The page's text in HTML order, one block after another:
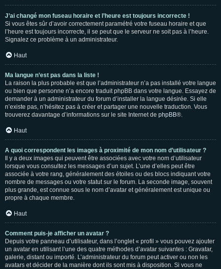
J’ai changé mon fuseau horaire et l’heure est toujours incorrecte !
Si vous êtes sûr d’avoir correctement paramétré votre fuseau horaire et que
l’heure est toujours incorrecte, il se peut que le serveur ne soit pas à l’heure.
Signalez ce problème à un administrateur.
Haut
Ma langue n’est pas dans la liste !
La raison la plus probable est que l’administrateur n’a pas installé votre langue
ou bien que personne n’a encore traduit phpBB dans votre langue. Essayez de
demander à un administrateur du forum d’installer la langue désirée. Si elle
n’existe pas, n’hésitez pas à créer et partager une nouvelle traduction. Vous
trouverez davantage d’informations sur le site Internet de phpBB®.
Haut
A quoi correspondent les images à proximité de mon nom d’utilisateur ?
Il y a deux images qui peuvent être associées avec votre nom d’utilisateur
lorsque vous consultez les messages d’un sujet. L’une d’elles peut être
associée à votre rang, généralement des étoiles ou des blocs indiquant votre
nombre de messages ou votre statut sur le forum. La seconde image, souvent
plus grande, est connue sous le nom d’avatar et généralement est unique ou
propre à chaque membre.
Haut
Comment puis-je afficher un avatar ?
Depuis votre panneau d’utilisateur, dans l’onglet « profil » vous pouvez ajouter
un avatar en utilisant l’une des quatre méthodes d’avatar suivantes : Gravatar,
galerie, distant ou importé. L’administrateur du forum peut activer ou non les
avatars et décider de la manière dont ils sont mis à disposition. Si vous ne